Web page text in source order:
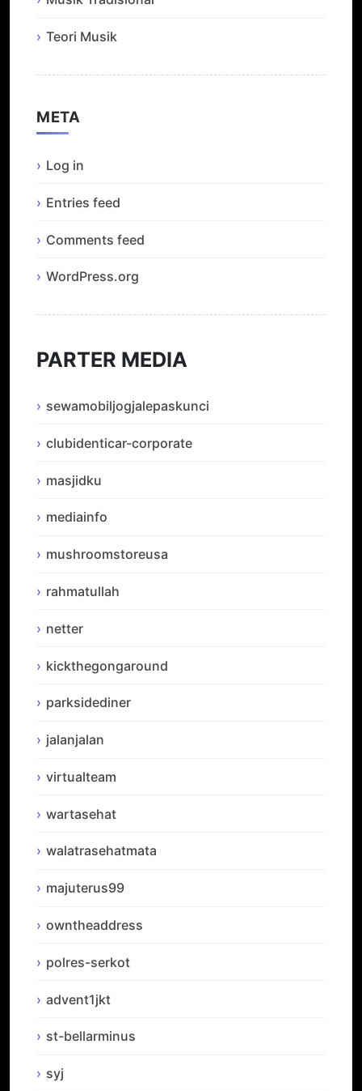
Teori Musik
META
Log in
Entries feed
Comments feed
WordPress.org
PARTER MEDIA
sewamobiljogjalepaskunci
clubidenticar-corporate
masjidku
mediainfo
mushroomstoreusa
rahmatullah
netter
kickthegongaround
parksidediner
jalanjalan
virtualteam
wartasehat
walatrasehatmata
majuterus99
owntheaddress
polres-serkot
advent1jkt
st-bellarminus
syj